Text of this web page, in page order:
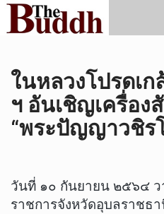
ในหลวงโปรดเ
ฯ อันเชิญเครื่อง
“พระปัญญาวชิร
วันที่ ๑๐ กันยายน ๒๕๖๔ ว
ราชการจังหวัดอุบลราชธ